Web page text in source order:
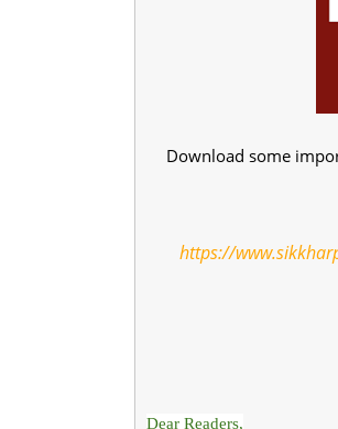
Download some
https://
Dear Readers,